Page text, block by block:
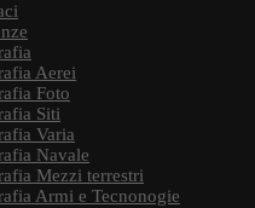
Aerei
Foto
Siti
Varia
Navale
Mezzi terrestri
Armi e Tecnonogie